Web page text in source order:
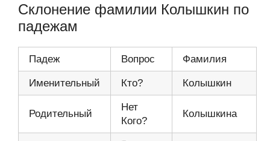
Склонение фамилии Колышкин по
падежам
Падеж Вопрос Фамилия
Именительный Кто? Колышкин
Родительный
Нет
Кого?
Колышкина